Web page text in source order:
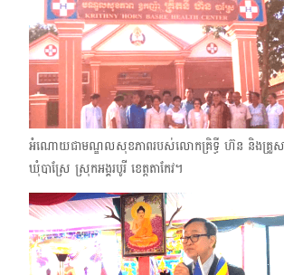
អំណោយជាមណ្ឌលសុខភាពរបស់លោកគ្រិទ្ធី ហ៊ន និងគ្រួសារ
ឃុំបាស្រែ ស្រុកអង្គរបូរី ខេត្តតាកែវ។